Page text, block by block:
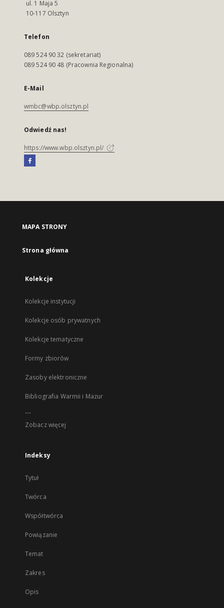
ul. 1 Maja 5
10-117 Olsztyn
Telefon
089 524 90 32 (sekretariat)
089 524 90 48 (Pracownia Regionalna)
E-Mail
wmbc@wbp.olsztyn.pl
Odwiedź nas!
https://www.wbp.olsztyn.pl/
MAPA STRONY
Strona główna
Kolekcje
Kolekcje instytucji
Kolekcje osób prywatnych
Kolekcje tematyczne
Formy zbiorów
Zasoby elektroniczne
Bibliografia Warmii i Mazur
...
Zobacz więcej
Indeksy
Tytuł
Twórca
Współtwórca
Powiązanie
Temat
Zakres
Opis